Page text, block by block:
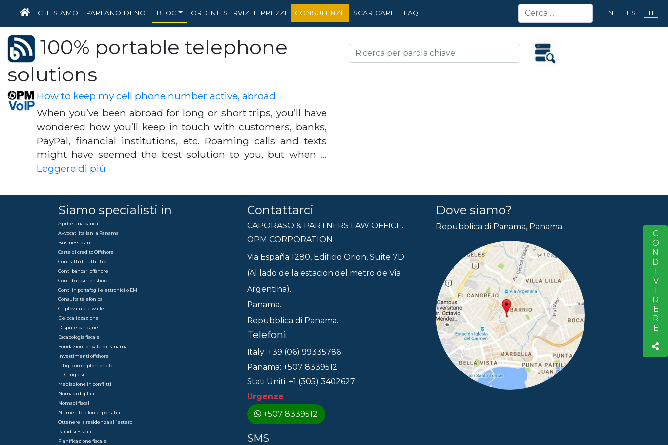
HOME
CHI SIAMO PARLANO DI NOI BLOG ORDINE SERVIZI E PREZZI CONSULENZE SCARICARE FAQ EN ES IT
100% portable telephone
solutions
How to keep my cell phone number active, abroad
When you’ve been abroad for long or short trips, you’ll have
wondered how you’ll keep in touch with customers, banks,
PayPal, financial institutions, etc. Roaming calls and texts
might have seemed the best solution to you, but when …
Leggere di piú
CONDIVIDERE
Siamo specialisti in
Aprire una banca
Avvocati italiani a Panama
Business plan
Carte di credito Offshore
Contratti di tutti i tipi
Conti bancari offshore
Conti bancari onshore
Conti in portafogli elettronici o EMI
Consulta telefonica
Criptovalute e wallet
Delocalizzazione
Dispute bancarie
Escapologia fiscale
Fondazioni private di Panama
Investimenti offshore
Litigi con criptomonete
LLC inglesi
Mediazione in conflitti
Nomadi digitali
Nomadi fiscali
Numeri telefonici portatili
Ottenere la residenza all’ estero
Paradisi Fiscali
Pianificazione fiscale
Contattarci
CAPORASO & PARTNERS LAW OFFICE.
OPM CORPORATION
Via España 1280, Edificio Orion, Suite 7D
(Al lado de la estacion del metro de Via
Argentina).
Panama.
Repubblica di Panama.
Telefoni
Italy: +39 (06) 99335786
Panama: +507 8339512
Stati Uniti: +1 (305) 3402627
Urgenze
+507 8339512
SMS
Dove siamo?
Repubblica di Panama, Panama.